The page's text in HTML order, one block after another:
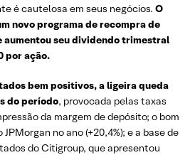
é cautelosa em seus negócios. O
novo programa de recompra de
aumentou seu dividendo trimestral
por ação.
bem positivos, a ligeira queda
do período, provocada pelas taxas
da margem de depósito; o bom
no ano (+20,4%); e a base de
do Citigroup, que apresentou